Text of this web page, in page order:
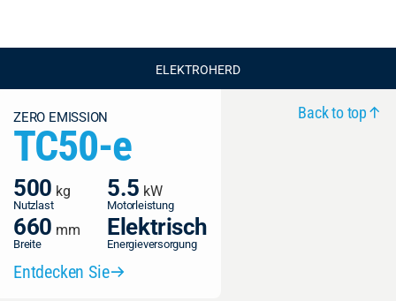
ELEKTROHERD
ZERO EMISSION
TC50-e
500 kg
Nutzlast
5.5 kW
Motorleistung
660 mm
Breite
Elektrisch
Energieversorgung
Entdecken Sie
1200kg
Nutzlast
2x2 kW
Motorleistung
800 mm
Breite
Elektrisch
Energieversorgung
Back to top